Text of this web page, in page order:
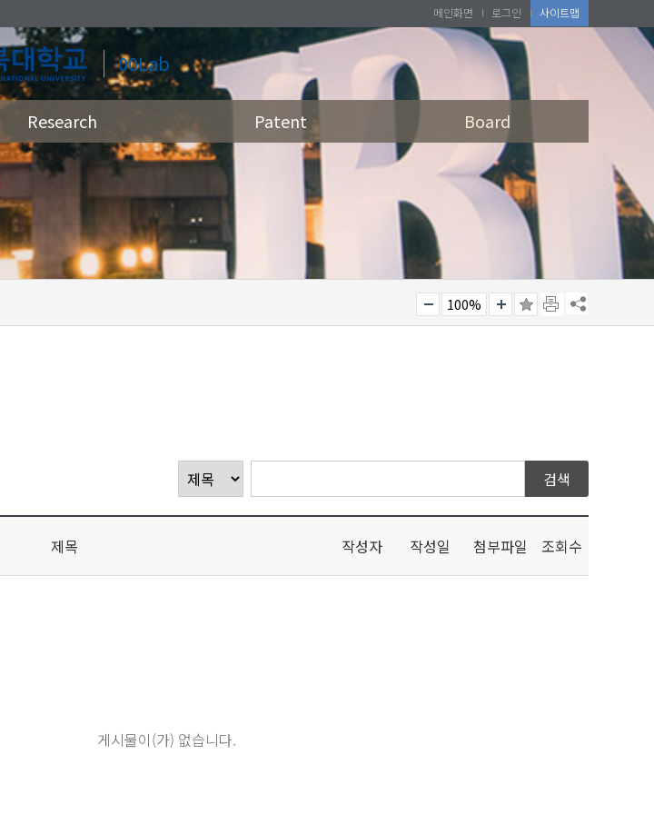
00Lab
메인화면 로그인 사이트맵
Research Patent Board
100%
제목 작성자 작성일 첨부파일 조회수
게시물이(가) 없습니다.